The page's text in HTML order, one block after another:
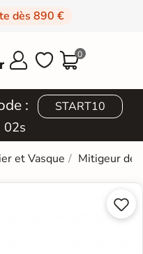
dès 890 €
  0
: START10
01s
et Vasque Mitigeur de

